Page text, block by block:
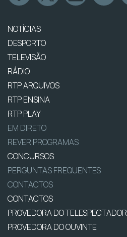
NOTÍCIAS
DESPORTO
TELEVISÃO
RÁDIO
RTP ARQUIVOS
RTP ENSINA
RTP PLAY
EM DIRETO
REVER PROGRAMAS
CONCURSOS
PERGUNTAS FREQUENTES
CONTACTOS
CONTACTOS
PROVEDORA DO TELESPECTADOR
PROVEDORA DO OUVINTE